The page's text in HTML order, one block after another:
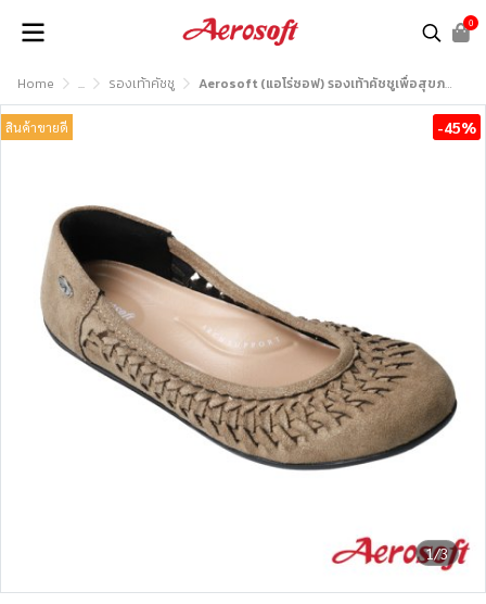
0
Home ... รองเท้าคัชชู Aerosoft (แอโร่ซอฟ) รองเท้าคัชชูเพื่อสุขภาพ รุ่น CW3040
1/3
สินค้าขายดี -45%